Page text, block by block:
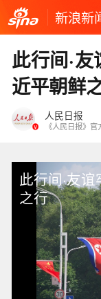
新浪新
此行间·
近平朝鲜
人民日报
《人民日报》官
此行间·友
之行